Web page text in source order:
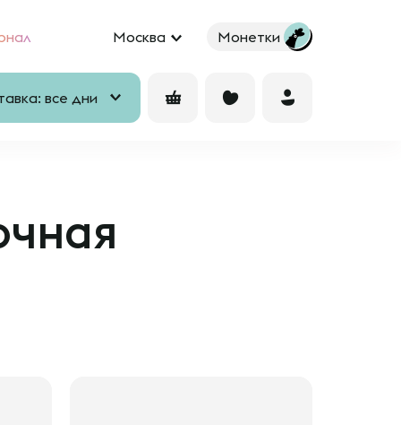
Москва Монетки
все дни